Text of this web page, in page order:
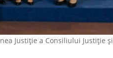
Justiție a Consiliului Justiție și